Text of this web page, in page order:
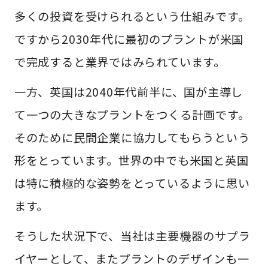
多くの投資を受けられるという仕組みです。
ですから2030年代に最初のプラントが米国
で完成すると業界ではみられています。
一方、英国は2040年代前半に、国が主導し
て一つの大きなプラントをつくる計画です。
そのために民間企業に協力してもらうという
形をとっています。世界の中でも米国と英国
は特に積極的な姿勢をとっているように思い
ます。
そうした状況下で、当社は主要機器のサプラ
イヤーとして、またプラントのデザインも一